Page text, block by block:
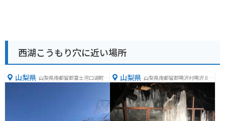
西湖こうもり穴に近い場所
山梨県 山梨県南都留郡富士河口湖町西
山梨県 山梨県南都留郡鳴沢村鳴沢８５
３３